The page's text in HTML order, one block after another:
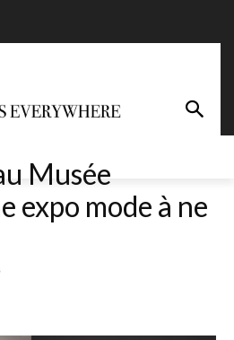
Musée
expo mode à ne